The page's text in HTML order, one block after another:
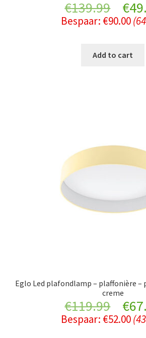
€139.99
price
was:
€
Bespaar: €90.00
Add to cart
Eglo Led plafondlamp – plaffonière –
creme
€119.99
price
€
Bespaar: €52.00